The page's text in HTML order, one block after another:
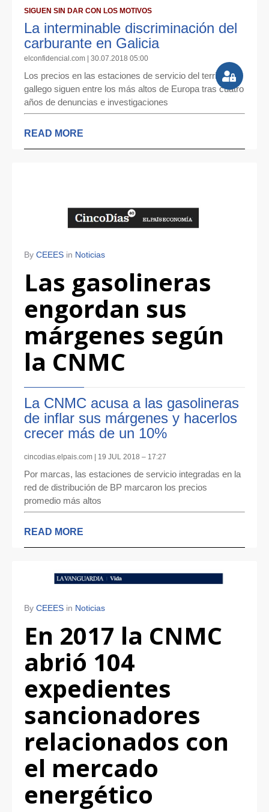
SIGUEN SIN DAR CON LOS MOTIVOS
La interminable discriminación del
carburante en Galicia
elconfidencial.com | 30.07.2018 05:00
Los precios en las estaciones de servicio del territorio
gallego siguen entre los más altos de Europa tras cuatro
años de denuncias e investigaciones
READ MORE
By CEEES in Noticias
Las gasolineras
engordan sus
márgenes según
la CNMC
La CNMC acusa a las gasolineras
de inflar sus márgenes y hacerlos
crecer más de un 10%
cincodias.elpais.com | 19 JUL 2018 – 17:27
Por marcas, las estaciones de servicio integradas en la
red de distribución de BP marcaron los precios
promedio más altos
READ MORE
By CEEES in Noticias
En 2017 la CNMC
abrió 104
expedientes
sancionadores
relacionados con
el mercado
energético